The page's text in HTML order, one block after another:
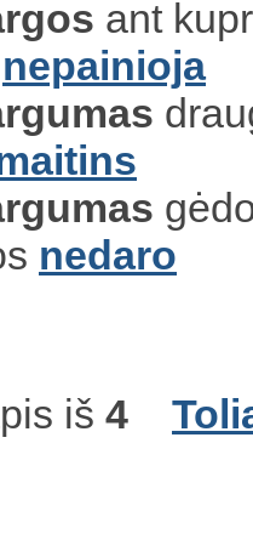
ant
nepainioja
nedaro
iš 4